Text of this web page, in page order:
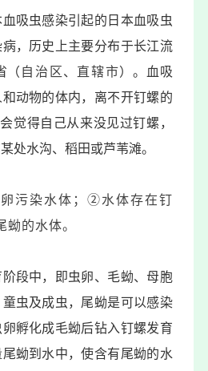
吸虫感染引起的日本血吸虫
，历史上主要分布于长江流
（ 自治区、 直辖市）。血吸
动物的体内，离不开钉螺的
觉得自己从来没见过钉螺，
处水沟、稻田或芦苇滩。
污染水体； ②水体存在钉
的水体。
段中，即虫卵、毛蚴、母胞
虫及成虫，尾蚴是可以感染
孵化成毛蚴后钻入钉螺发育
蚴到水中，使含有尾蚴的水